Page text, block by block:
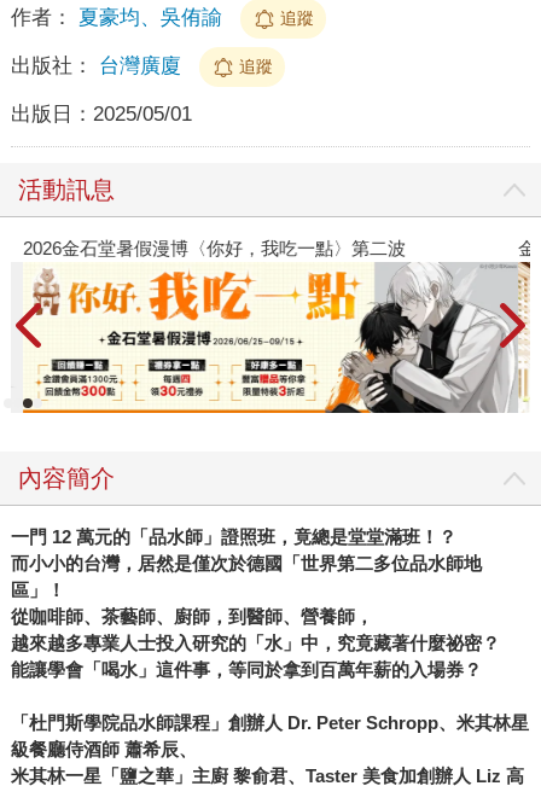
作者： 夏豪均、吳侑諭 追蹤
出版社： 台灣廣廈 追蹤
出版日： 2025/05/01
活動訊息
2026金石堂暑假漫博〈你好，我吃一點〉第二波 金
內容簡介
一門 12 萬元的「品水師」證照班，竟總是堂堂滿班！？
而小小的台灣，居然是僅次於德國「世界第二多位品水師地
區」！
從咖啡師、茶藝師、廚師，到醫師、營養師，
越來越多專業人士投入研究的「水」中，究竟藏著什麼祕密？
能讓學會「喝水」這件事，等同於拿到百萬年薪的入場券？
「杜門斯學院品水師課程」創辦人 Dr. Peter Schropp、米其林星
級餐廳侍酒師 蕭希辰、
米其林一星「鹽之華」主廚 黎俞君、Taster 美食加創辦人 Liz 高